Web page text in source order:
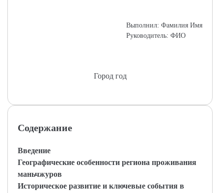
Выполнил: Фамилия Имя
Руководитель: ФИО
Город год
Содержание
Введение
Географические особенности региона проживания
маньчжуров
Историческое развитие и ключевые события в